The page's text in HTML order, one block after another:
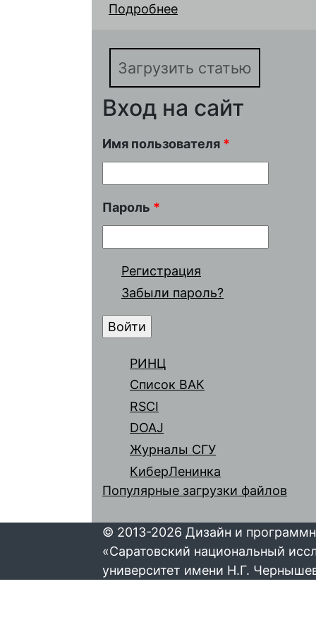
Подробнее
Загрузить статью
Вход на сайт
Имя пользователя *
Пароль *
Регистрация
Забыли пароль?
РИНЦ
Список ВАК
RSCI
DOAJ
Журналы СГУ
КиберЛенинка
Популярные загрузки файлов
© 2013-2026 Дизайн и
«Саратовский национальный
университет имени Н.Г.